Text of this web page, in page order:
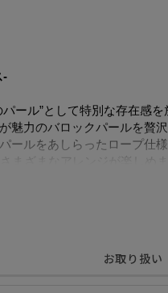
-
ール”として特別な存在感を
魅力のバロックパールを贅
ールをあしらったロープ仕
まざまなアレンジが楽しめ
は程よい華やぎをプラス。
がない価値は、一つの魅力
お取り扱い